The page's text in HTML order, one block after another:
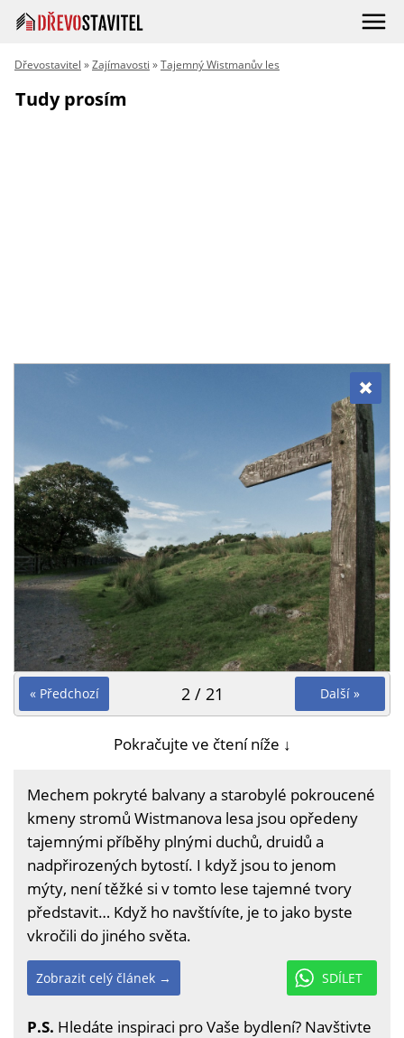
Dřevostavitel »Zajímavosti »Tajemný Wistmanův les
Tudy prosím
« Předchozí Další »
2 / 21
Pokračujte ve čtení níže ↓
Mechem pokryté balvany a starobylé pokroucené
kmeny stromů Wistmanova lesa jsou opředeny
tajemnými příběhy plnými duchů, druidů a
nadpřirozených bytostí. I když jsou to jenom
mýty, není těžké si v tomto lese tajemné tvory
představit… Když ho navštívíte, je to jako byste
vkročili do jiného světa.
SDÍLET
Zobrazit celý článek →
P.S. Hledáte inspiraci pro Vaše bydlení? Navštivte